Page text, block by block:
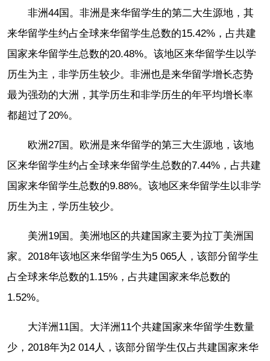
非洲44国。非洲是来华留学生的第二大生源地，其
来华留学生约占全球来华留学生总数的15.42%，占共建
国家来华留学生总数的20.48%。该地区来华留学生以学
历生为主，非学历生较少。非洲也是来华留学增长态势
最为强劲的大洲，其学历生和非学历生的年平均增长率
都超过了20%。
欧洲27国。欧洲是来华留学的第三大生源地，该地
区来华留学生约占全球来华留学生总数的7.44%，占共建
国家来华留学生总数的9.88%。该地区来华留学生以非学
历生为主，学历生较少。
美洲19国。美洲地区的共建国家主要为拉丁美洲国
家。2018年该地区来华留学生为5 065人，该部分留学生
占全球来华总数的1.15%，占共建国家来华总数的
1.52%。
大洋洲11国。大洋洲11个共建国家来华留学生数量
少，2018年为2 014人，该部分留学生仅占共建国家来华